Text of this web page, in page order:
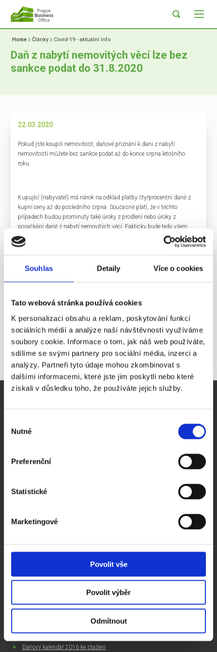
Souhlas Detaily Více o cookies
Tato webová stránka používá cookies
K personalizaci obsahu a reklam, poskytování funkcí
sociálních médií a analýze naší návštěvnosti využíváme
soubory cookie. Informace o tom, jak náš web používáte,
sdílíme se svými partnery pro sociální média, inzerci a
analýzy. Partneři tyto údaje mohou zkombinovat s
dalšími informacemi, které jste jim poskytli nebo které
získali v důsledku toho, že používáte jejich služby.
souhlasu
Nutné
Preferenční
Statistické
Marketingové
Povolit vše
Povolit výběr
Odmítnout
Home Články Covid-19 - aktuální info
Daň z nabytí nemovitých věcí lze bez
sankce podat do 31.8.2020
22.03.2020
Pokud jste koupili nemovitost, daňové přiznání k dani z nabytí
nemovitostí můžete bez sankce podat až do konce srpna letošního
roku.
Kupující (nabyvatel) má nárok na odklad platby čtyřprocentní daně z
kupní ceny až do posledního srpna. Současně platí, že v těchto
případech budou prominuty také úroky z prodlení nebo úroky z
posečkání daně z nabytí nemovitých věcí. Fakticky bude tedy všem
daňovým poplatníkům automaticky umožněno podat daňové přiznání
k dani z nabytí domů, bytů, pozemků, garáží a podobně a uhradit tuto
Zdroj:https://www.mfcr.cz/cs/aktualne/tiskove-
zpravy/2020/ulevy-v-danove-oblasti-se-rozsiri-37943
Evidence skutečných majitelů
Novinky v podnikání
Založení a.s.
Kompletní ceník
Ochrana a zpracování osobních údajů
Založit si firmu sám, nebo koupit ready made společnost
Založení s.r.o. v roce 2016
Daňový kalendář 2016 ke stažení